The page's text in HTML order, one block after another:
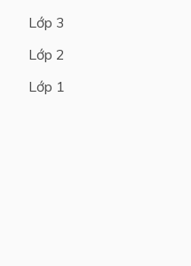
Lớp 3
Lớp 2
Lớp 1